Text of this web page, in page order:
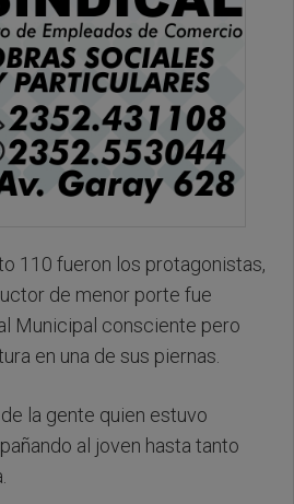
110 fueron los protagonistas,
de menor porte fue
Municipal consciente pero
en una de sus piernas.
la gente quien estuvo
al joven hasta tanto